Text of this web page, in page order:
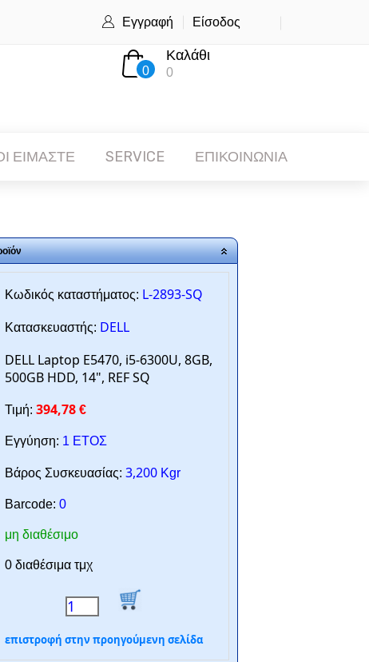
Εγγραφή Είσοδος
0
Καλάθι
0
ΕΙΜΑΣΤΕ SERVICE ΕΠΙΚΟΙΝΩΝΙΑ
Κωδικός καταστήματος: L-2893-SQ
Κατασκευαστής: DELL
DELL Laptop E5470, i5-6300U, 8GB,
500GB HDD, 14", REF SQ
Τιμή: 394,78 €
Εγγύηση: 1 ΕΤΟΣ
Βάρος Συσκευασίας: 3,200 Kgr
Barcode: 0
μη διαθέσιμο
0 διαθέσιμα τμχ
επιστροφή στην προηγούμενη σελίδα